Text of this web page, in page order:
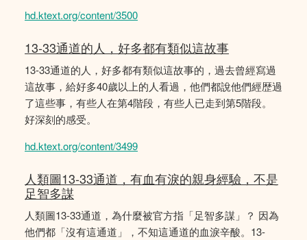
hd.ktext.org/content/3500
13-33通道的人，好多都有類似這故事
13-33通道的人，好多都有類似這故事的，過去曾經寫過
這故事，給好多40歲以上的人看過，他們都說他們經歴過
了這些事，有些人在第4階段，有些人已走到第5階段。
好深刻的感受。
hd.ktext.org/content/3499
人類圖13-33通道，有血有淚的親身經驗，不是
足智多謀
人類圖13-33通道，為什麼被官方指「足智多謀」？ 因為
他們都「沒有這通道」，不知這通道的血淚辛酸。13-